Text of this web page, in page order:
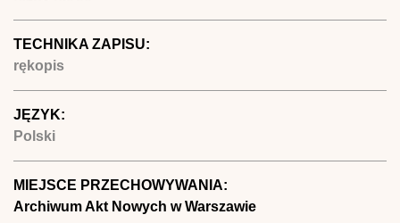
TECHNIKA ZAPISU:
rękopis
JĘZYK:
Polski
MIEJSCE PRZECHOWYWANIA:
Archiwum Akt Nowych w Warszawie